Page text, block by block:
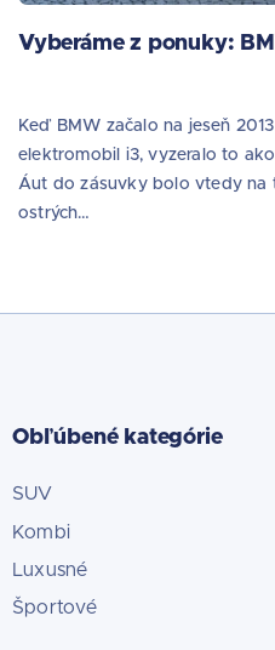
Vyberáme z ponuky:
Keď BMW začalo na jeseň
elektromobil i3, vyzeralo to
Áut do zásuvky bolo vtedy na
ostrých…
Obľúbené kategórie
SUV
Kombi
Luxusné
Športové